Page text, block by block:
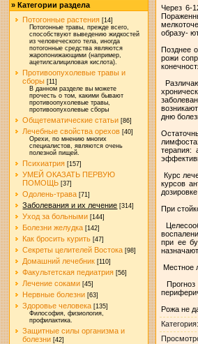
»Категории раздела
Потогонные растения [14]
Потогонные травы, прежде всего,
способствуют выведению жидкостей
из человеческого тела, иногда
потогонные средства являются
жаропонижающими (например,
ацетилсалициловая кислота).
Противоопухолевые травы и
сборы [11]
В данном разделе вы можете
прочесть о том, какими бывают
противоопухолевые травы,
противоопухолевые сборы
Общетематические статьи [86]
Лечебные свойства орехов [40]
Орехи, по мнению многих
специалистов, являются очень
полезной пищей.
Психиатрия [157]
УМЕЙ ОКАЗАТЬ ПЕРВУЮ
ПОМОЩЬ [37]
Одолень-трава [71]
Заболевания и их лечение [314]
Уход за больными [144]
Болезни желудка [142]
Как бросить курить [47]
Секреты целителей Востока [98]
Домашний лечебник [110]
Факультетская педиатрия [56]
Лечение соками [45]
Нервные болезни [63]
Здоровье человека [135]
Философия, физиология,
профилактика.
Защитные силы организма и
болезни [42]
Через 6-
образу-
Позднее
рожи
дню
терапия:
Курс
курсов
При
при ее
Местное
Рожа не
Категория